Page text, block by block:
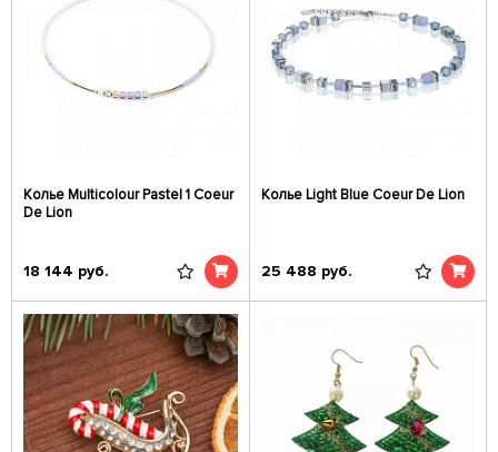
Колье Multicolour Pastel 1 Coeur
De Lion
18 144 руб.
Колье Light Blue Coeur De Lion
25 488 руб.